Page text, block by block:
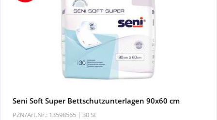
Seni Soft Super Bettschutzunterlagen 90x60 cm
PZN/Art.Nr.: 13598565 | 30 St